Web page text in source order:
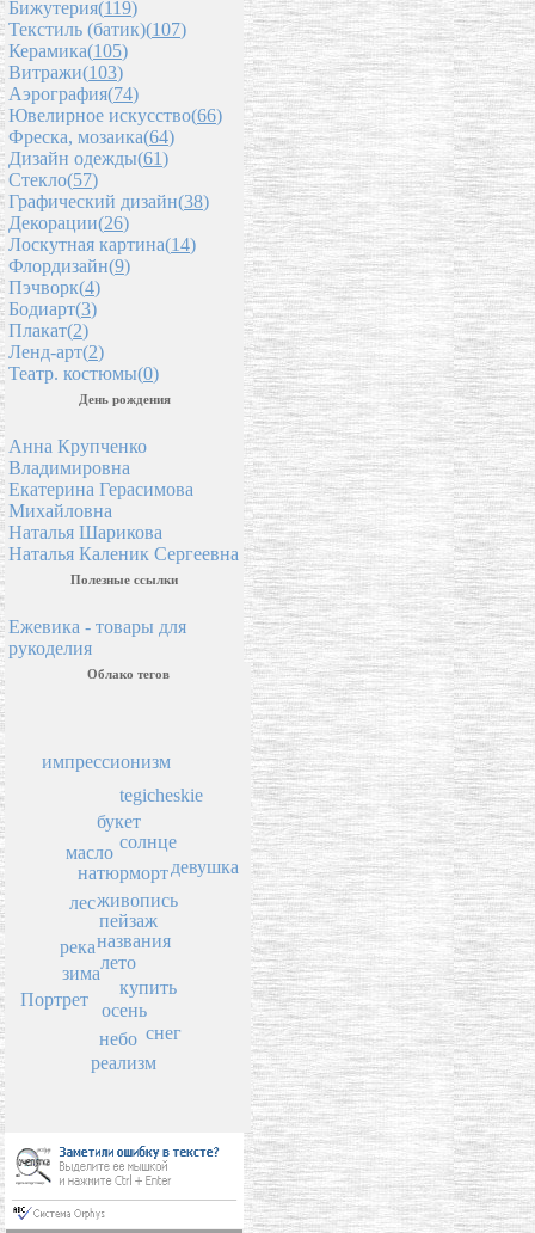
Бижутерия(119)
Текстиль (батик)(107)
Керамика(105)
Витражи(103)
Аэрография(74)
Ювелирное искусство(66)
Фреска, мозаика(64)
Дизайн одежды(61)
Стекло(57)
Графический дизайн(38)
Декорации(26)
Лоскутная картина(14)
Флордизайн(9)
Пэчворк(4)
Бодиарт(3)
Плакат(2)
Ленд-арт(2)
Театр. костюмы(0)
День рождения
Анна Крупченко
Владимировна
Екатерина Герасимова
Михайловна
Наталья Шарикова
Наталья Каленик Сергеевна
Полезные ссылки
Ежевика - товары для
рукоделия
Облако тегов
пейзаж
названия
живопись
лето
натюрморт
купить
солнце
лес
зима
осень
букет
масло
река
снег
tegicheskie
реализм
небо
импрессионизм
Портрет
девушка